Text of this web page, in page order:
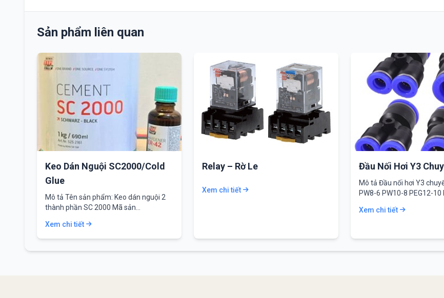
Sản phẩm liên quan
Keo Dán Nguội SC2000/Cold
Glue
Mô tả Tên sản phẩm: Keo dán nguội 2
thành phần SC 2000 Mã sản…
Xem chi tiết
Relay – Rờ Le
Xem chi tiết
Đầu Nối Hơi Y3
Mô tả Đầu nối hơi Y3
PW8-6 PW10-8 PEG12-10
Xem chi tiết